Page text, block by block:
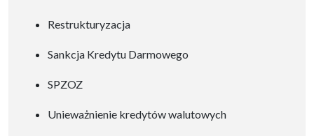
wyprowadzenia placówki z
problemów finansowych,
operacyjnych. W praktyce
wiele szpitali, zwłaszcza
Restrukturyzacja
Sankcja Kredytu Darmowego
SPZOZ
Unieważnienie kredytów walutowych